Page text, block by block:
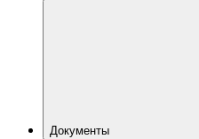
Документы